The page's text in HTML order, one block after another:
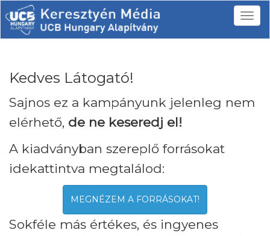
Kedves Látogató!
Sajnos ez a kampányunk jelenleg nem
elérhető, de ne keseredj el!
A kiadványban szereplő forrásokat
idekattintva megtalálod:
MEGNÉZEM A FORRÁSOKAT!
Sokféle más értékes, és ingyenes